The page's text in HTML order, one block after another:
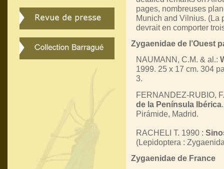
pages, nombreuses
Munich and Vilnius. (La
devrait en comporter
Zygaenidae de l’Ouest
NAUMANN, C.M. & al.:
1999. 25 x 17 cm. 304
3.
FERNANDEZ-RUBIO,
de la Península Ibérica
Pirámide, Madrid.
RACHELI T. 1990 :
(Lepidoptera :
Zygaenidae de France